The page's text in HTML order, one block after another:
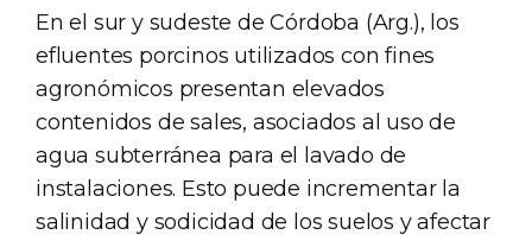
En el sur y sudeste de Córdoba (Arg.), los
efluentes porcinos utilizados con fines
agronómicos presentan elevados
contenidos de sales, asociados al uso de
agua subterránea para el lavado de
instalaciones. Esto puede incrementar la
salinidad y sodicidad de los suelos y afectar